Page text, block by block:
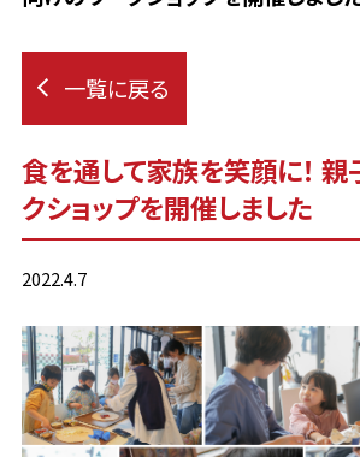
一覧に戻る
食を通して家族を笑顔に！
クショップを開催しました
2022.4.7